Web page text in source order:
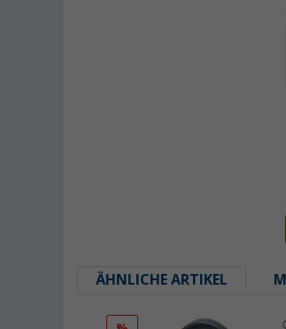
ÄHNLICHE ARTIKEL